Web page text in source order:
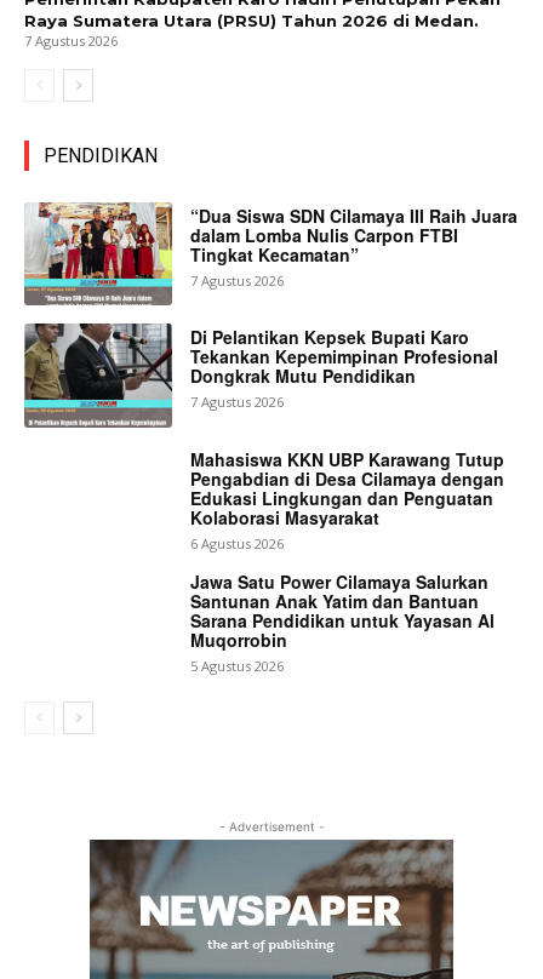
Raya Sumatera Utara (PRSU) Tahun 2026 di Medan.
7 Agustus 2026
PENDIDIKAN
“Dua Siswa SDN Cilamaya III Raih Juara
dalam Lomba Nulis Carpon FTBI
Tingkat Kecamatan”
7 Agustus 2026
Di Pelantikan Kepsek Bupati Karo
Tekankan Kepemimpinan Profesional
Dongkrak Mutu Pendidikan
7 Agustus 2026
Mahasiswa KKN UBP Karawang Tutup
Pengabdian di Desa Cilamaya dengan
Edukasi Lingkungan dan Penguatan
Kolaborasi Masyarakat
6 Agustus 2026
Jawa Satu Power Cilamaya Salurkan
Santunan Anak Yatim dan Bantuan
Sarana Pendidikan untuk Yayasan Al
Muqorrobin
5 Agustus 2026
- Advertisement -